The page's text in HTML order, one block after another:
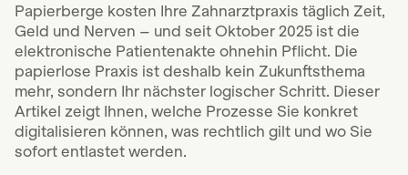
Papierberge kosten Ihre Zahnarztpraxis täglich Zeit,
Geld und Nerven – und seit Oktober 2025 ist die
elektronische Patientenakte ohnehin Pflicht. Die
papierlose Praxis ist deshalb kein Zukunftsthema
mehr, sondern Ihr nächster logischer Schritt. Dieser
Artikel zeigt Ihnen, welche Prozesse Sie konkret
digitalisieren können, was rechtlich gilt und wo Sie
sofort entlastet werden.